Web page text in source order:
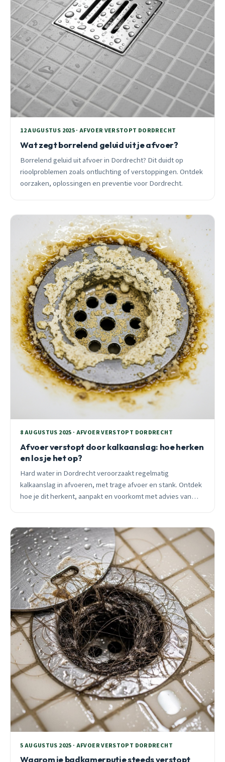
12 AUGUSTUS 2025 · AFVOER VERSTOPT DORDRECHT
Wat zegt borrelend geluid uit je afvoer?
Borrelend geluid uit afvoer in Dordrecht? Dit duidt op
rioolproblemen zoals ontluchting of verstoppingen. Ontdek
oorzaken, oplossingen en preventie voor Dordrecht.
8 AUGUSTUS 2025 · AFVOER VERSTOPT DORDRECHT
Afvoer verstopt door kalkaanslag: hoe herken
en los je het op?
Hard water in Dordrecht veroorzaakt regelmatig
kalkaanslag in afvoeren, met trage afvoer en stank. Ontdek
hoe je dit herkent, aanpakt en voorkomt met advies van
5 AUGUSTUS 2025 · AFVOER VERSTOPT DORDRECHT
Waarom je badkamerputje steeds verstopt